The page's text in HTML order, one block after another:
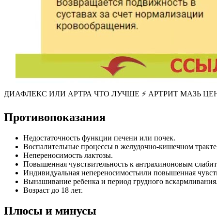
ДИАФЛЕКС ИЛИ АРТРА ЧТО ЛУЧШЕ ⚡ АРТРИТ МАЗЬ
Противопоказания
Недостаточность функции печени или почек.
Воспалительные процессы в желудочно-кишечном
Непереносимость лактозы.
Повышенная чувствительность к антрахиноновым
Индивидуальная непереносимостьили повышенная
Вынашивание ребенка и период грудного
Возраст до 18 лет.
Плюсы и минусы